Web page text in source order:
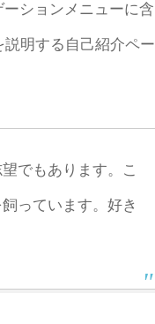
ションメニューに含
明する自己紹介ペー
でもあります。こ
っています。好き